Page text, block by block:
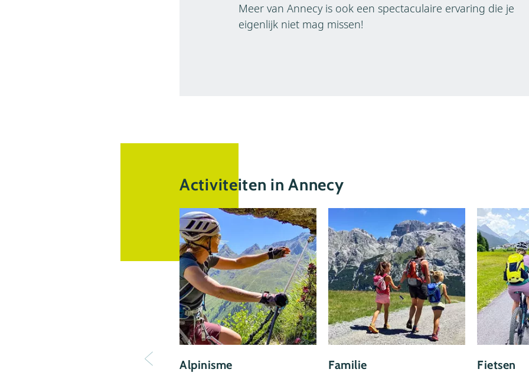
Meer van Annecy is ook een spectaculaire ervaring die je
eigenlijk niet mag missen!
Activiteiten in Annecy
Alpinisme Familie Fietsen